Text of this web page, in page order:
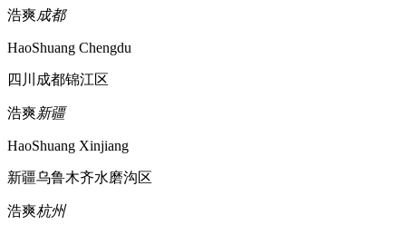
浩爽成都
HaoShuang Chengdu
四川成都锦江区
浩爽新疆
HaoShuang Xinjiang
新疆乌鲁木齐水磨沟区
浩爽杭州